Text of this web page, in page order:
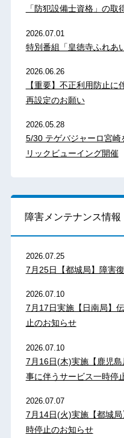
「防犯設備士資格」の取
2026.07.01
特別番組「皇徳寺ふれあ
2026.06.26
【重要】不正利用防止
再設定のお願い
2026.05.28
5/30 テゲバジャーロ宮
リックビューイング開催
障害メンテナンス情報
2026.07.25
7月25日【都城局】障害
2026.07.10
7月17日実施【日南局】
止のお知らせ
2026.07.10
7月16日(木)実施【鹿児
事に伴うサービス一時停
2026.07.07
7月14日(火)実施【都城
時停止のお知らせ